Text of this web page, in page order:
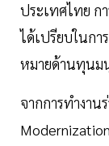
ประเทศไทย ก
ได้เปรียบในก
หมายด้านทุนม
จากการทำงา